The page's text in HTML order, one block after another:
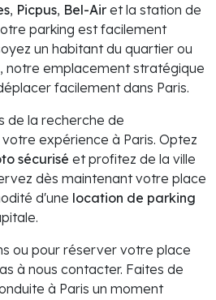
, Picpus, Bel-Air et la station de
parking est facilement
un habitant du quartier ou
notre emplacement stratégique
facilement dans Paris.
de la recherche de
expérience à Paris. Optez
sécurisé et profitez de la ville
dès maintenant votre place
d'une location de parking
ou pour réserver votre place
à nous contacter. Faites de
à Paris un moment